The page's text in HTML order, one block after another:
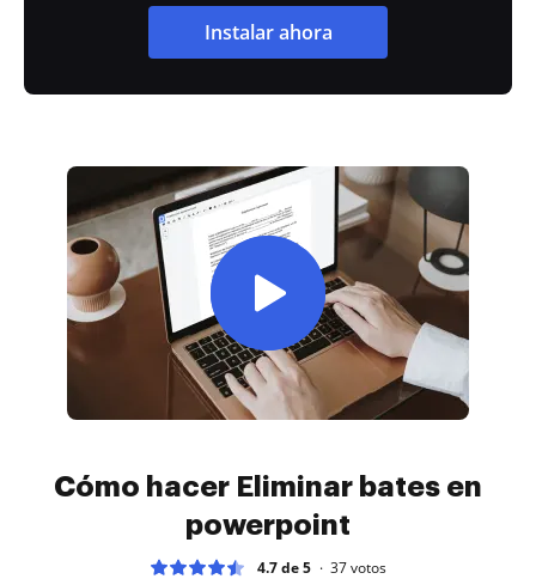
Instalar ahora
Cómo hacer Eliminar bates en
powerpoint
4.7 de 5 37votos